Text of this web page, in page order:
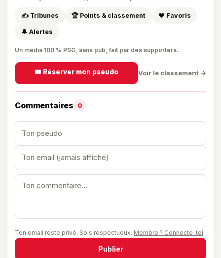
✍️ Tribunes 🏆 Points & classement ❤️ Favoris
🔔 Alertes
Un média 100 % PSG, sans pub, fait par des supporters.
🎟️ Réserver mon pseudo Voir le classement →
Commentaires 0
Ton email reste privé. Sois respectueux. Membre ? Connecte-toi
Publier